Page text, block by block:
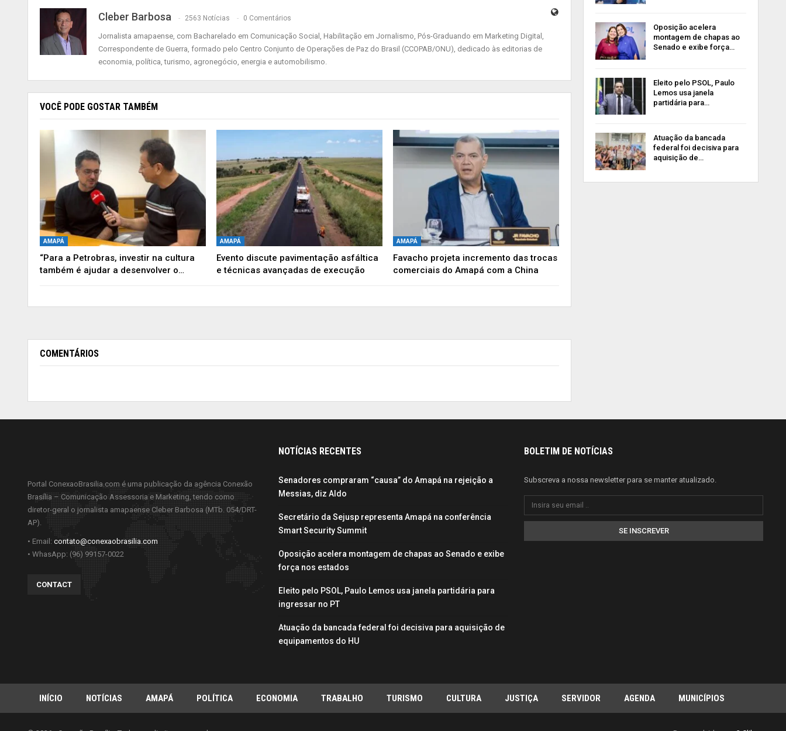
Cleber Barbosa 2563 Notícias 0 Comentários
Jornalista amapaense, com Bacharelado em Comunicação Social, Habilitação em Jornalismo, Pós-Graduando em Marketing Digital,
Correspondente de Guerra, formado pelo Centro Conjunto de Operações de Paz do Brasil (CCOPAB/ONU), dedicado às editorias de
economia, política, turismo, agronegócio, energia e automobilismo.
VOCÊ PODE GOSTAR TAMBÉM
AMAPÁ
“Para a Petrobras, investir na cultura
também é ajudar a desenvolver o…
AMAPÁ
Evento discute pavimentação asfáltica
e técnicas avançadas de execução
AMAPÁ
Favacho projeta incremento das trocas
comerciais do Amapá com a China
COMENTÁRIOS
Oposição acelera
montagem de chapas ao
Senado e exibe força…
Eleito pelo PSOL, Paulo
Lemos usa janela
partidária para…
Atuação da bancada
federal foi decisiva para
aquisição de…
Portal ConexaoBrasilia.com é uma publicação da agência Conexão
Brasília – Comunicação Assessoria e Marketing, tendo como
diretor-geral o jornalista amapaense Cleber Barbosa (MTb. 054/DRT-
AP).
• Email: contato@conexaobrasilia.com
• WhasApp: (96) 99157-0022
CONTACT
NOTÍCIAS RECENTES
Senadores compraram “causa” do Amapá na rejeição a
Messias, diz Aldo
Secretário da Sejusp representa Amapá na conferência
Smart Security Summit
Oposição acelera montagem de chapas ao Senado e exibe
força nos estados
Eleito pelo PSOL, Paulo Lemos usa janela partidária para
ingressar no PT
Atuação da bancada federal foi decisiva para aquisição de
equipamentos do HU
BOLETIM DE NOTÍCIAS
Subscreva a nossa newsletter para se manter atualizado.
SE INSCREVER
INÍCIO NOTÍCIAS AMAPÁ POLÍTICA ECONOMIA TRABALHO TURISMO CULTURA JUSTIÇA SERVIDOR AGENDA MUNICÍPIOS